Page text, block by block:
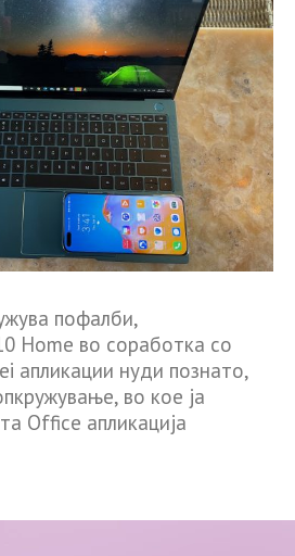
пофалби,
Home во соработка со
апликации нуди познато,
во кое ја
Office апликација